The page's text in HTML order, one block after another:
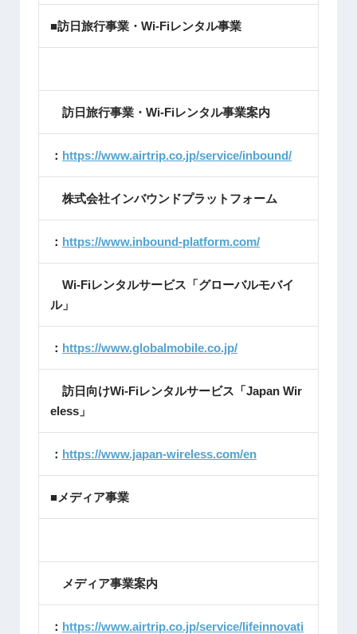
■訪日旅行事業・Wi-Fiレンタル事業
訪日旅行事業・Wi-Fiレンタル事業案内
： https://www.airtrip.co.jp/service/inbound/
株式会社インバウンドプラットフォーム
： https://www.inbound-platform.com/
Wi-Fiレンタルサービス「グローバルモバイ
ル」
： https://www.globalmobile.co.jp/
訪日向けWi-Fiレンタルサービス「Japan Wir
eless」
： https://www.japan-wireless.com/en
■メディア事業
メディア事業案内
： https://www.airtrip.co.jp/service/lifeinnovati